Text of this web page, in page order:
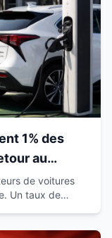
1% des
au
de voitures
Un taux de